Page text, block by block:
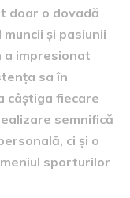
doar o dovadă
și pasiunii
impresionat
sa în
câștiga fiecare
semnifică
ci și o
sporturilor